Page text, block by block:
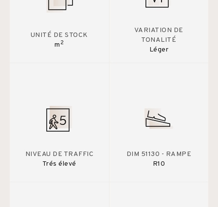
UNITÉ DE STOCK
m 2
VARIATION DE
TONALITÉ
Léger
NIVEAU DE TRAFFIC
Trés élevé
DIM 51130 - RAMPE
R10